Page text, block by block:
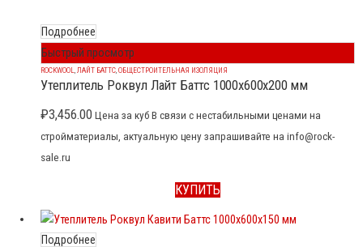
Подробнее
Быстрый просмотр
ROCKWOOL ЛАЙТ БАТТС ОБЩЕСТРОИТЕЛЬНАЯ ИЗОЛЯЦИЯ
Утеплитель Роквул Лайт Баттс 1000x600x200 мм
₽3,456.00 Цена за куб В связи с нестабильными ценами на
стройматериалы, актуальную цену запрашивайте на info@rock-
sale.ru
КУПИТЬ
Подробнее